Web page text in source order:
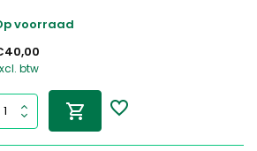
voorraad
btw